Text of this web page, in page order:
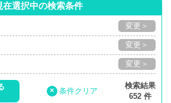
在選択中の検索条件
変更＞
変更＞
変更＞
× 条件クリア
検索結果
652 件